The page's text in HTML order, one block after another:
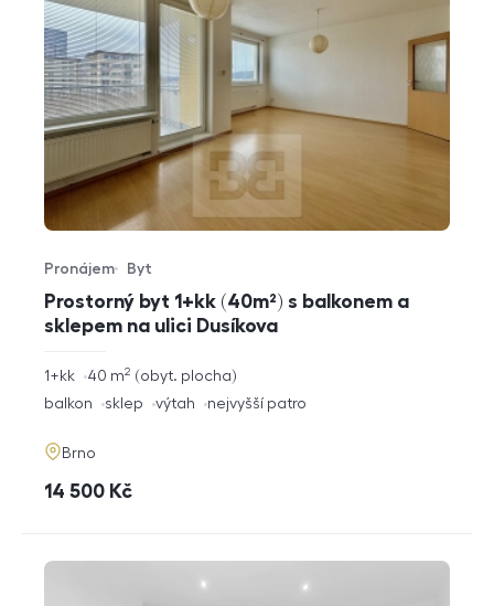
Prostorný byt 1+kk (40m²) s balkonem a
sklepem na ulici Dusíkova
Typ nabídky
Pronájem
Typ nemovitosti
Byt
rozměry
1+kk obyt. plocha
40 m2
funkce
balkon sklep výtah nejvyšší patro
adresa
Brno
cena
14 500 Kč